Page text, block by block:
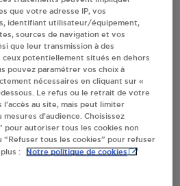
Villes
S'Y RENDRE
que votre adresse IP, vos
identifiant utilisateur/équipement,
sources de navigation et vos
que leur transmission à des
potentiellement situés en dehors
pouvez paramétrer vos choix à
nécessaires en cliquant sur «
Le refus ou le retrait de votre
au site, mais peut limiter
d’audience. Choisissez
pour autoriser tous les cookies non
tous les cookies” pour refuser
:
Notre politique de cookies